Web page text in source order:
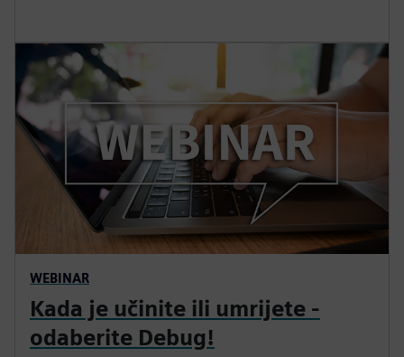
WEBINAR
Kada je učinite ili umrijete -
odaberite Debug!